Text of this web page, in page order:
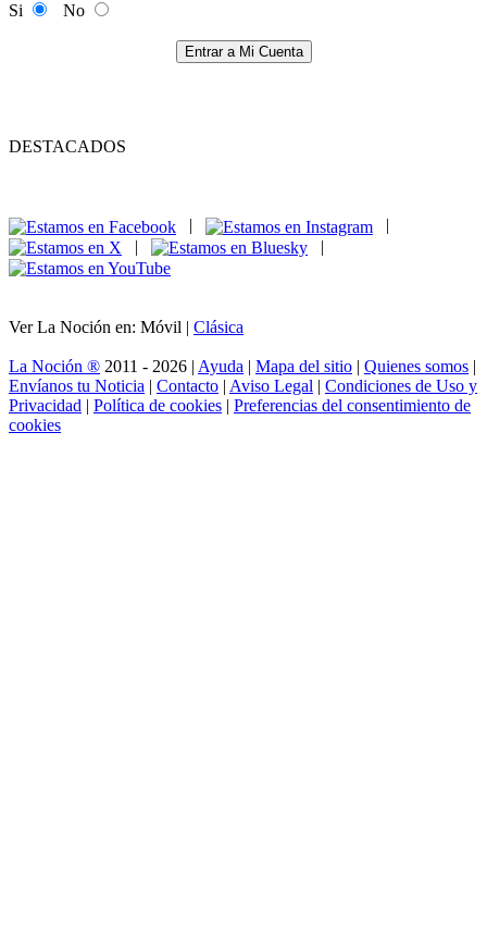
Si
No
Entrar a Mi Cuenta
DESTACADOS
|
|
Ver La Noción en: Móvil | Clásica
La Noción ® 2011 - 2026 | Ayuda | Mapa del sitio | Quienes somos |
Envíanos tu Noticia | Contacto | Aviso Legal | Condiciones de Uso y
Privacidad | Política de cookies | Preferencias del consentimiento de
cookies